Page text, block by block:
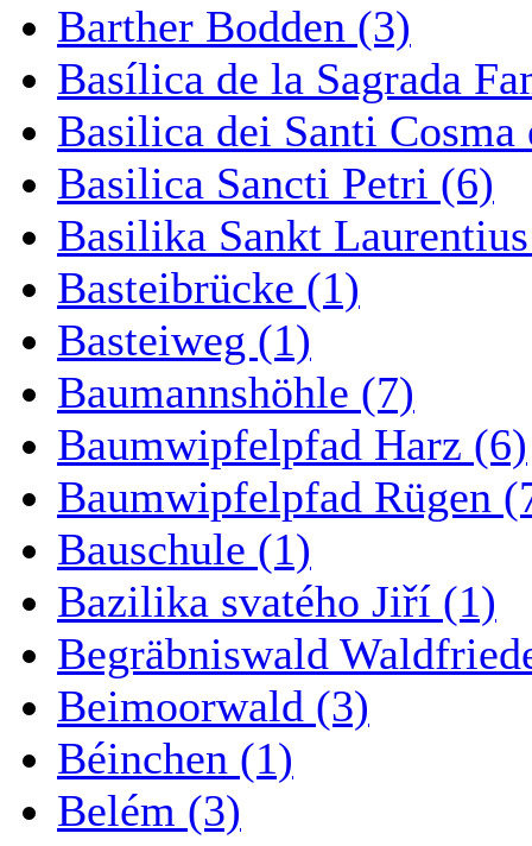
Barther Bodden (3)
Basílica de la Sagrada
Basilica dei Santi
Basilica Sancti Petri (6)
Basilika Sankt
Basteibrücke (1)
Basteiweg (1)
Baumannshöhle (7)
Baumwipfelpfad Harz (6)
Baumwipfelpfad Rügen
Bauschule (1)
Bazilika svatého Jiří (1)
Begräbniswald
Beimoorwald (3)
Béinchen (1)
Belém (3)